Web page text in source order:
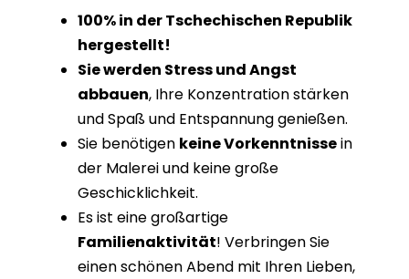
100% in der Tschechischen Republik
hergestellt!
Sie werden Stress und Angst
abbauen, Ihre Konzentration stärken
und Spaß und Entspannung genießen.
Sie benötigen keine Vorkenntnissein
der Malerei und keine große
Geschicklichkeit.
Es ist eine großartige
Familienaktivität! Verbringen Sie
einen schönen Abend mit Ihren Lieben,